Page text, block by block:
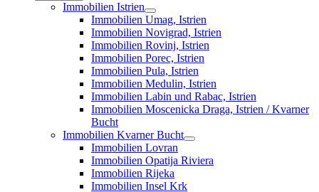
Immobilien Istrien
Immobilien Umag, Istrien
Immobilien Novigrad, Istrien
Immobilien Rovinj, Istrien
Immobilien Porec, Istrien
Immobilien Pula, Istrien
Immobilien Medulin, Istrien
Immobilien Labin und Rabac, Istrien
Immobilien Moscenicka Draga, Istrien / Kvarner
Bucht
Immobilien Kvarner Bucht
Immobilien Lovran
Immobilien Opatija Riviera
Immobilien Rijeka
Immobilien Insel Krk